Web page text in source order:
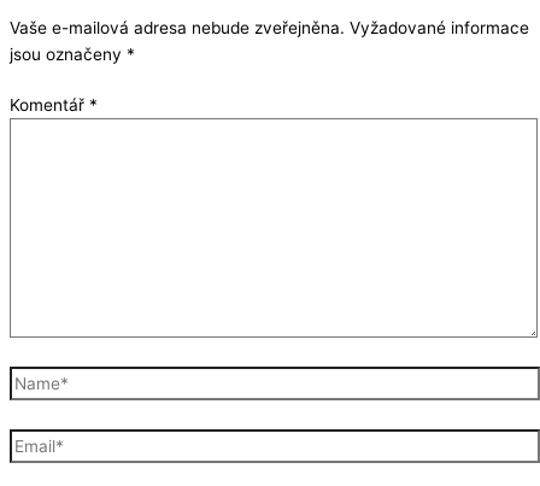
Vaše e-mailová adresa nebude zveřejněna. Vyžadované informace
jsou označeny *
Komentář *
Name*
Email*